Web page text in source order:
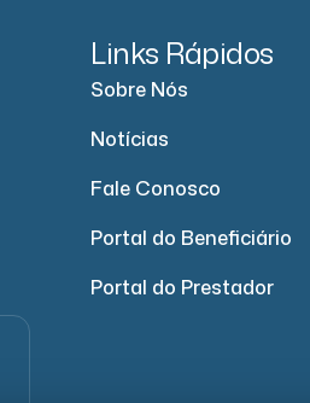
Links Rápidos
Sobre Nós
Notícias
Fale Conosco
Portal do Beneficiário
Portal do Prestador